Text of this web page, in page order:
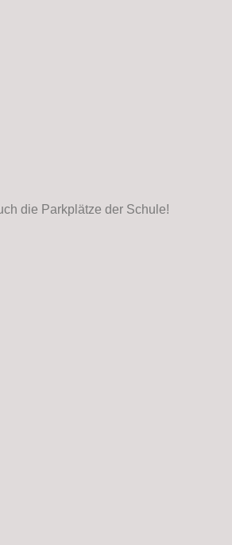
die Parkplätze der Schule!